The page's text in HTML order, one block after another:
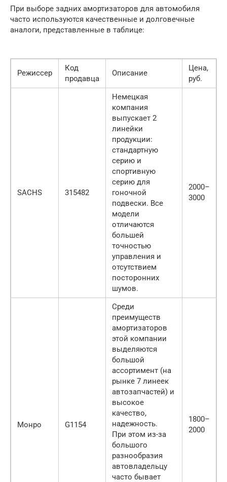
При выборе задних амортизаторов для автомобиля
часто используются качественные и долговечные
аналоги, представленные в таблице:
Режиссер
Код
продавца
Описание
Цена,
руб.
SACHS 315482
Немецкая
компания
выпускает 2
линейки
продукции:
стандартную
серию и
спортивную
серию для
гоночной
подвески. Все
модели
отличаются
большей
точностью
управления и
отсутствием
посторонних
шумов.
2000–
3000
Монро G1154
Среди
преимуществ
амортизаторов
этой компании
выделяются
большой
ассортимент (на
рынке 7 линеек
автозапчастей) и
высокое
качество,
надежность.
При этом из-за
большого
разнообразия
автовладельцу
часто бывает
1800–
2000